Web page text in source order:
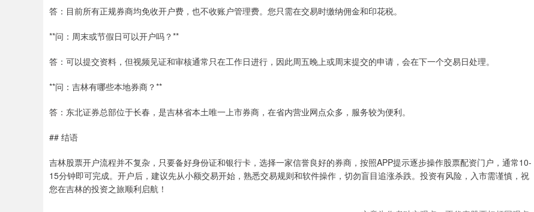
答：目前所有正规券商均免收开户费，也不收账户管理费。您只需在交易时缴纳佣金和印花税。
**问：周末或节假日可以开户吗？**
答：可以提交资料，但视频见证和审核通常只在工作日进行，因此周五晚上或周末提交的申请，会在下一个交易日处理。
**问：吉林有哪些本地券商？**
答：东北证券总部位于长春，是吉林省本土唯一上市券商，在省内营业网点众多，服务较为便利。
## 结语
吉林股票开户流程并不复杂，只要备好身份证和银行卡，选择一家信誉良好的券商，按照APP提示逐步操作股票配资门户，通常10-
15分钟即可完成。开户后，建议先从小额交易开始，熟悉交易规则和软件操作，切勿盲目追涨杀跌。投资有风险，入市需谨慎，祝
您在吉林的投资之旅顺利启航！